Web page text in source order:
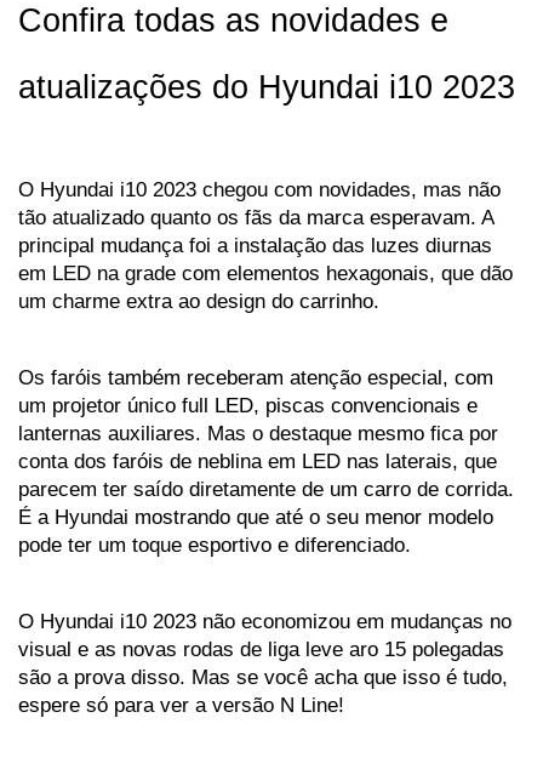
Confira todas as novidades e
atualizações do Hyundai i10 2023
O Hyundai i10 2023 chegou com novidades, mas não
tão atualizado quanto os fãs da marca esperavam. A
principal mudança foi a instalação das luzes diurnas
em LED na grade com elementos hexagonais, que dão
um charme extra ao design do carrinho.
Os faróis também receberam atenção especial, com
um projetor único full LED, piscas convencionais e
lanternas auxiliares. Mas o destaque mesmo fica por
conta dos faróis de neblina em LED nas laterais, que
parecem ter saído diretamente de um carro de corrida.
É a Hyundai mostrando que até o seu menor modelo
pode ter um toque esportivo e diferenciado.
O Hyundai i10 2023 não economizou em mudanças no
visual e as novas rodas de liga leve aro 15 polegadas
são a prova disso. Mas se você acha que isso é tudo,
espere só para ver a versão N Line!